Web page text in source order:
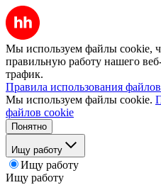
Мы используем файлы cookie,
правильную работу нашего
трафик.
Правила использования
Мы используем файлы cookie.
файлов cookie
Понятно
Ищу работу
Ищу работу
Ищу работу